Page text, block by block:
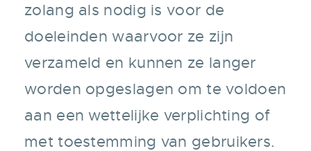
zolang als nodig is voor de
doeleinden waarvoor ze zijn
verzameld en kunnen ze langer
worden opgeslagen om te voldoen
aan een wettelijke verplichting of
met toestemming van gebruikers.